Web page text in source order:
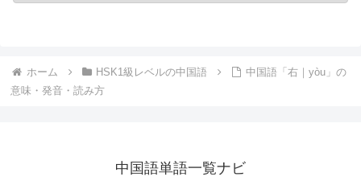
ホーム HSK1級レベルの中国語
中国語「右｜yòu」の
意味・発音・読み方
中国語単語一覧ナビ